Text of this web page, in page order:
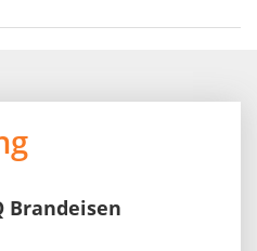
Brandeisen